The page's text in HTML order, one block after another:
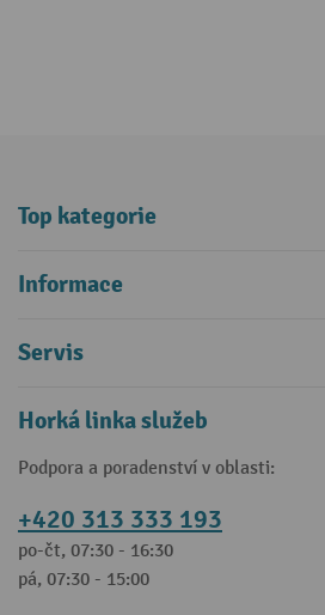
Top kategorie
Informace
Servis
Horká linka služeb
Podpora a poradenství v oblasti:
+420 313 333 193
po-čt, 07:30 - 16:30
pá, 07:30 - 15:00